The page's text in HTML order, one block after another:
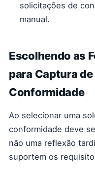
solicitações de
manual.
Escolhendo as
para Captura
Conformidade
Ao selecionar uma
conformidade deve
não uma reflexão
suportem os